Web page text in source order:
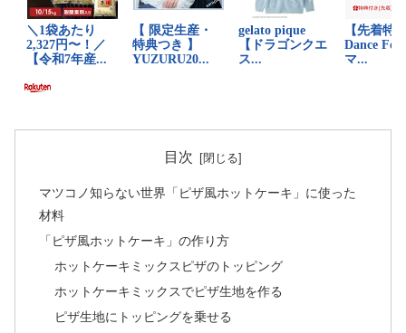
目次
マツコノ知らない世界「ピザ風ホットケーキ」に使った
材料
「ピザ風ホットケーキ」の作り方
ホットケーキミックスピザのトッピング
ホットケーキミックスでピザ生地を作る
ピザ生地にトッピングを乗せる